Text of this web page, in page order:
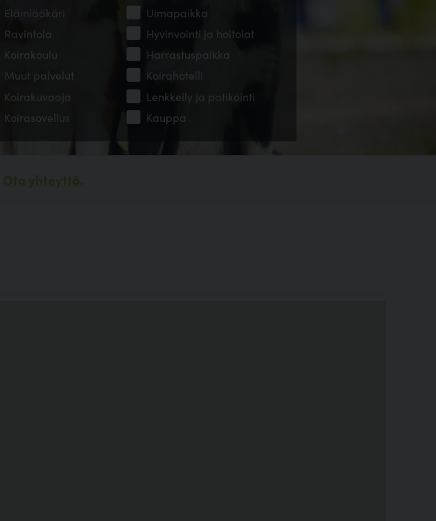
Eläinlääkäri
Uimapaikka
Ravintola
Hyvinvointi ja hoitolat
Koirakoulu
Harrastuspaikka
Muut palvelut
Koirahotelli
Koirakuvaaja
Lenkkeily ja patikointi
Koirasovellus
Kauppa
Ota yhteyttä.